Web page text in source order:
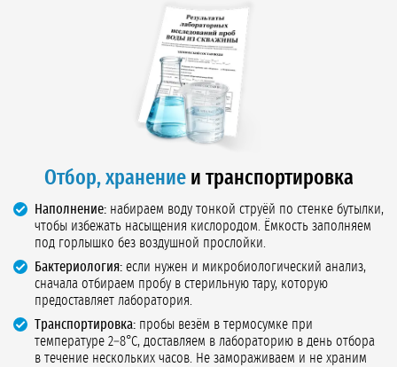
Отбор, хранениеи транспортировка
Наполнение: набираем воду тонкой струёй по стенке бутылки,
чтобы избежать насыщения кислородом. Ёмкость заполняем
под горлышко без воздушной прослойки.
Бактериология: если нужен и микробиологический анализ,
сначала отбираем пробу в стерильную тару, которую
предоставляет лаборатория.
Транспортировка: пробы везём в термосумке при
температуре 2–8°C, доставляем в лабораторию в день отбора
в течение нескольких часов. Не замораживаем и не храним